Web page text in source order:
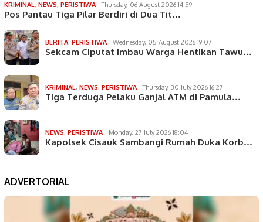
KRIMINAL, NEWS, PERISTIWA Thursday, 06 August 2026 14:59
Pos Pantau Tiga Pilar Berdiri di Dua Tit…
BERITA, PERISTIWA Wednesday, 05 August 2026 19:07
Sekcam Ciputat Imbau Warga Hentikan Tawu…
KRIMINAL, NEWS, PERISTIWA Thursday, 30 July 2026 16:27
Tiga Terduga Pelaku Ganjal ATM di Pamula…
NEWS, PERISTIWA Monday, 27 July 2026 18:04
Kapolsek Cisauk Sambangi Rumah Duka Korb…
ADVERTORIAL